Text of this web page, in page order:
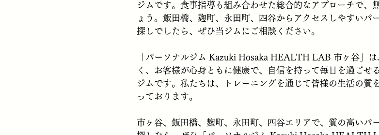
ジムです。食事指導も組み合わせた総合的なアプローチで、
ょう。飯田橋、麹町、永田町、四谷からアクセスしやすいパ
探しでしたら、ぜひ当ジムにご相談ください。
「パーソナルジム Kazuki Hosaka HEALTH LAB 市ヶ谷」
く、お客様が心身ともに健康で、自信を持って毎日を過ごせ
ジムです。私たちは、トレーニングを通じて皆様の生活の質
っております。
市ヶ谷、飯田橋、麹町、永田町、四谷エリアで、質の高いパ